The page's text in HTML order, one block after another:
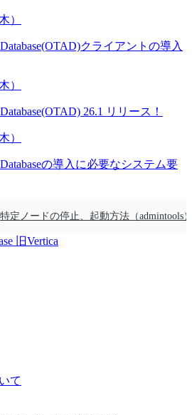
）
クライアントの導入
）
26.1 リリース！
）
の導入に必要なシステム要
特定ノードの停止、起動方法（admintools
旧Vertica
て